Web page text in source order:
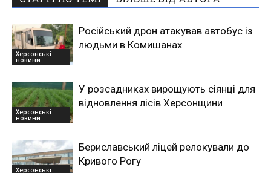
Херсонські
новини
Російський дрон атакував автобус із
людьми в Комишанах
Херсонські
новини
У розсадниках вирощують сіянці для
відновлення лісів Херсонщини
Херсонські
Бериславський ліцей релокували до
Кривого Рогу